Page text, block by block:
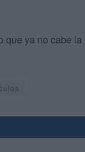
que ya no cabe la